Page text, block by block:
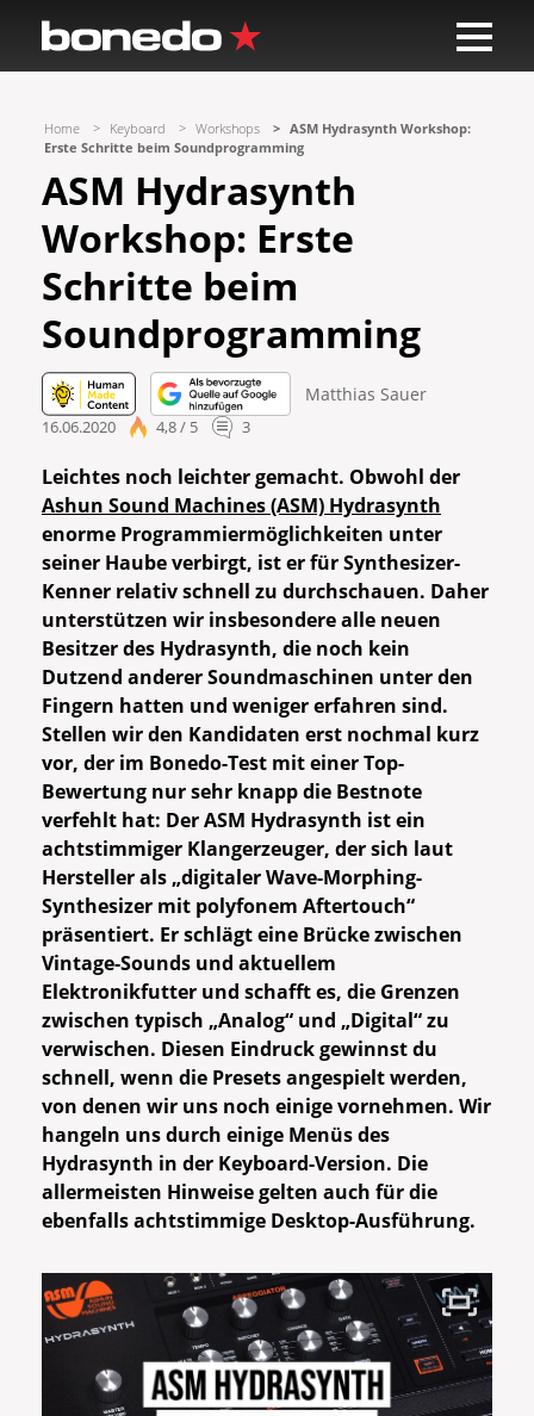
Home Keyboard Workshops
ASM Hydrasynth Workshop:
Erste Schritte beim Soundprogramming
ASM Hydrasynth
Workshop: Erste
Schritte beim
Soundprogramming
Matthias Sauer
16.06.2020 4,8 / 5 3
Leichtes noch leichter gemacht. Obwohl der
Ashun Sound Machines (ASM) Hydrasynth
enorme Programmiermöglichkeiten unter
seiner Haube verbirgt, ist er für Synthesizer-
Kenner relativ schnell zu durchschauen. Daher
unterstützen wir insbesondere alle neuen
Besitzer des Hydrasynth, die noch kein
Dutzend anderer Soundmaschinen unter den
Fingern hatten und weniger erfahren sind.
Stellen wir den Kandidaten erst nochmal kurz
vor, der im Bonedo-Test mit einer Top-
Bewertung nur sehr knapp die Bestnote
verfehlt hat: Der ASM Hydrasynth ist ein
achtstimmiger Klangerzeuger, der sich laut
Hersteller als „digitaler Wave-Morphing-
Synthesizer mit polyfonem Aftertouch“
präsentiert. Er schlägt eine Brücke zwischen
Vintage-Sounds und aktuellem
Elektronikfutter und schafft es, die Grenzen
zwischen typisch „Analog“ und „Digital“ zu
verwischen. Diesen Eindruck gewinnst du
schnell, wenn die Presets angespielt werden,
von denen wir uns noch einige vornehmen. Wir
hangeln uns durch einige Menüs des
Hydrasynth in der Keyboard-Version. Die
allermeisten Hinweise gelten auch für die
ebenfalls achtstimmige Desktop-Ausführung.